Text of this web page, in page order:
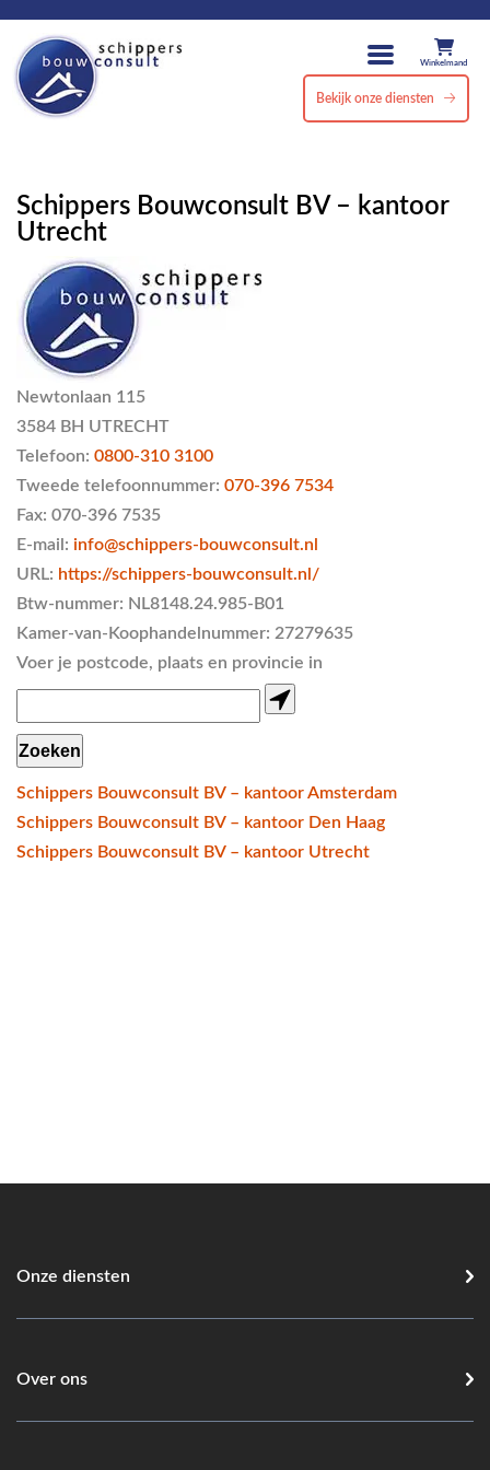
Winkelmand
Bekijk onze diensten
Schippers Bouwconsult BV – kantoor
Utrecht
Newtonlaan 115
3584 BH UTRECHT
Telefoon: 0800-310 3100
Tweede telefoonnummer: 070-396 7534
Fax: 070-396 7535
E-mail: info@schippers-bouwconsult.nl
URL: https://schippers-bouwconsult.nl/
Btw-nummer: NL8148.24.985-B01
Kamer-van-Koophandelnummer: 27279635
Voer je postcode, plaats en provincie in
Schippers Bouwconsult BV – kantoor Amsterdam
Schippers Bouwconsult BV – kantoor Den Haag
Schippers Bouwconsult BV – kantoor Utrecht
Onze diensten
Over ons